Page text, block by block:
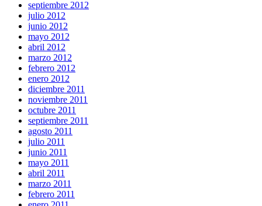
septiembre 2012
julio 2012
junio 2012
mayo 2012
abril 2012
marzo 2012
febrero 2012
enero 2012
diciembre 2011
noviembre 2011
octubre 2011
septiembre 2011
agosto 2011
julio 2011
junio 2011
mayo 2011
abril 2011
marzo 2011
febrero 2011